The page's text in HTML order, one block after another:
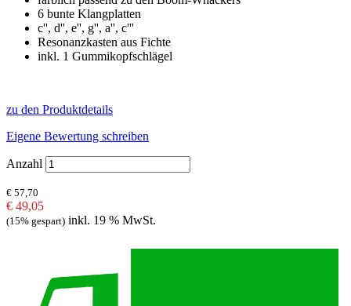
6 bunte Klangplatten
c'', d'', e'', g'', a'', c'''
Resonanzkasten aus Fichte
inkl. 1 Gummikopfschlägel
zu den Produktdetails
Eigene Bewertung schreiben
Anzahl
€ 57,70
€ 49,05
(15% gespart) inkl. 19 % MwSt.